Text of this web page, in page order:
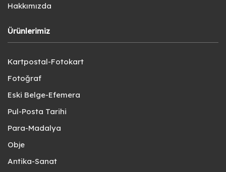
Hakkımızda
Ürünlerimiz
Kartpostal-Fotokart
Fotoğraf
Eski Belge-Efemera
Pul-Posta Tarihi
Para-Madalya
Obje
Antika-Sanat